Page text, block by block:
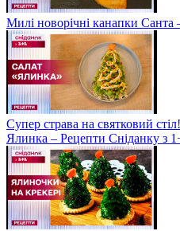
Милі новорічні канапки Санта
Супер страва на святковий
Ялинка – Рецепти Сніданку з